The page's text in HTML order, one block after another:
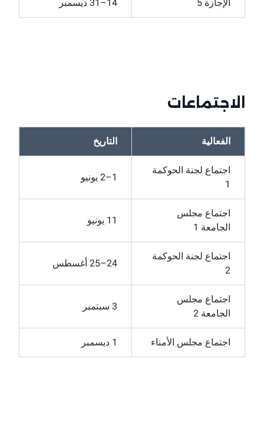
الإجازة 5 14–31 ديسمبر
الاجتماعات
الفعالية التاريخ
اجتماع لجنة الحوكمة
1
1–2 يونيو
اجتماع مجلس
الجامعة 1
11 يونيو
اجتماع لجنة الحوكمة
2
24–25 أغسطس
اجتماع مجلس
الجامعة 2
3 سبتمبر
اجتماع مجلس الأمناء 1 ديسمبر